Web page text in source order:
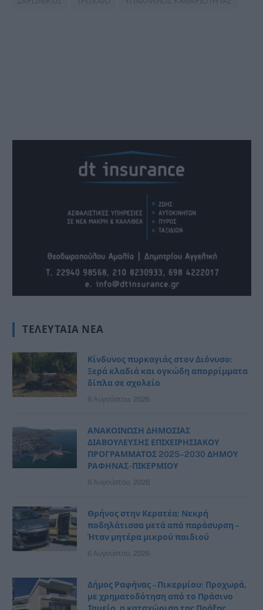
ΤΕΛΕΥΤΑΊΑ ΝΈΑ
Κίνδυνος πυρκαγιάς στον Διόνυσο:
Ξερά κλαδιά και ογκώδη απορρίμματα
δίπλα σε σχολείο
6 Αυγούστου, 2026
ΑΝΑΚΟΙΝΩΣΗ ΔΗΜΟΣΙΑΣ
ΔΙΑΒΟΥΛΕΥΣΗΣ ΕΠΙΧΕΙΡΗΣΙΑΚΟΥ
ΠΡΟΓΡΑΜΜΑΤΟΣ 2025–2030 ΔΗΜΟΥ
ΡΑΦΗΝΑΣ- ΠΙΚΕΡΜΙΟΥ
6 Αυγούστου, 2026
Θρήνος στην Κερατέα: Νεκρή
ποδηλάτισσα μετά από παράσυρση –
Ήταν μητέρα μικρού παιδιού
6 Αυγούστου, 2026
Δήμος Ραφήνας – Πικερμίου: Προχωρά,
με χρηματοδότηση από το Πράσινο
Ταμείο, η καταχώριση της Πράξης